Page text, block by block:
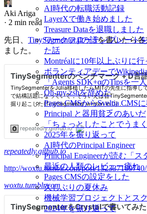
AI時代の転職活動記録
LayerXで働き始めました
Treasure Dataを退職しました
ワークフローテンプレート
た話
Montréalに10年以上ぶりに行
ボランティアデーで
「Agents SDK+αのTipsを一
Oh-my-zshを辞めた
Pages CMSからSveltia CMS
Principal と器用貧乏のあいだ
「ちょっとしたことでうま
2025年を振り返って
AI時代のPrincipal Engineer
Principal Engineerが読む「
最近の人類のレビュー疲れ
Pages CMSの設定をした
久しぶりの夏休み
機械学習プロジェクトとス
2024年を振り返って
Aki Ariga
· 2 min read
先日、 TinySegmenter.jlの話を書いたら
ました。
repeatedly.github.io
http://woxtu.tumblr.com/post/
woxtu.tumblr.com